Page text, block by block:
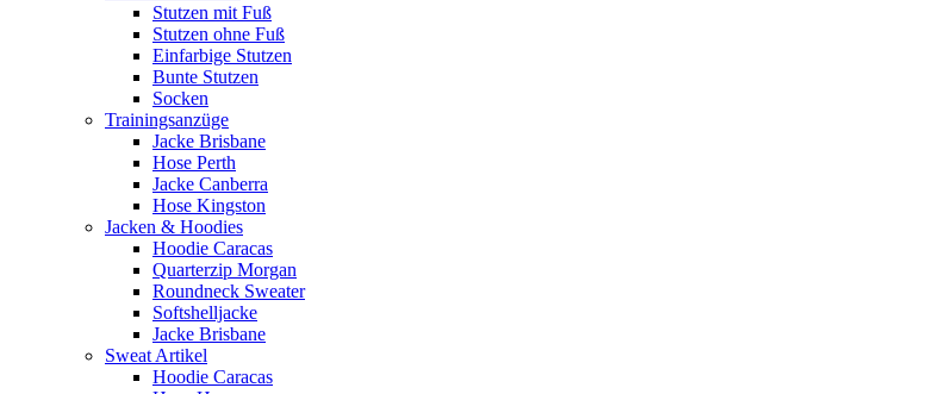
Stutzen mit Fuß
Stutzen ohne Fuß
Einfarbige Stutzen
Bunte Stutzen
Socken
Trainingsanzüge
Jacke Brisbane
Hose Perth
Jacke Canberra
Hose Kingston
Jacken & Hoodies
Hoodie Caracas
Quarterzip Morgan
Roundneck Sweater
Softshelljacke
Jacke Brisbane
Sweat Artikel
Hoodie Caracas